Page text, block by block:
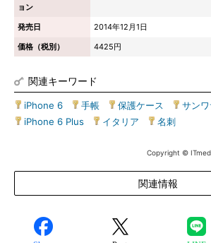
ョン
発売日
2014年12月1日
価格（税別）
4425円
関連キーワード
iPhone 6 手帳 保護ケース サン
iPhone 6 Plus
イタリア 名刺
Copyright ©
関連情報